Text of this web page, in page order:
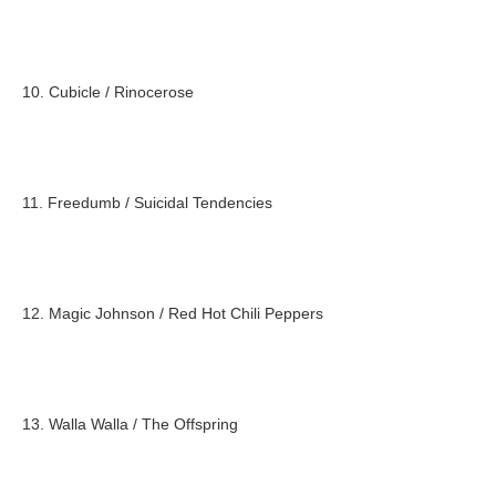
10. Cubicle / Rinocerose
11. Freedumb / Suicidal Tendencies
12. Magic Johnson / Red Hot Chili Peppers
13. Walla Walla / The Offspring